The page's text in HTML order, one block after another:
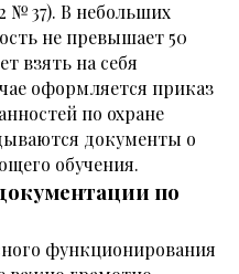
№ 37). В небольших
не превышает 50
взять на себя
оформляется приказ
по охране
документы о
обучения.
по
функционирования